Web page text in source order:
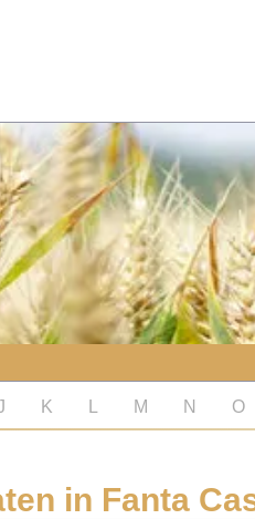
K M N O
in Fanta